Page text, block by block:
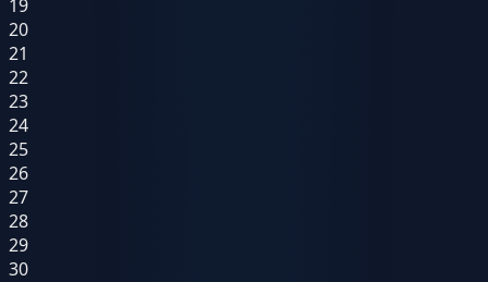
19
20
21
22
23
24
25
26
27
28
29
30